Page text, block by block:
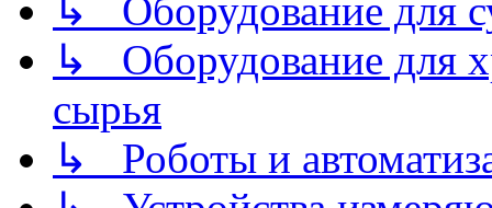
↳ Оборудование для
↳ Оборудование для
сырья
↳ Роботы и